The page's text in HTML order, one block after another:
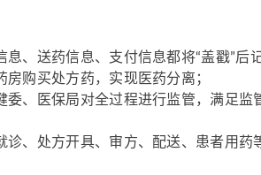
、送药信息、支付信息都将“盖戳”后
购买处方药，实现医药分离；
、医保局对全过程进行监管，满足监
、处方开具、审方、配送、患者用药